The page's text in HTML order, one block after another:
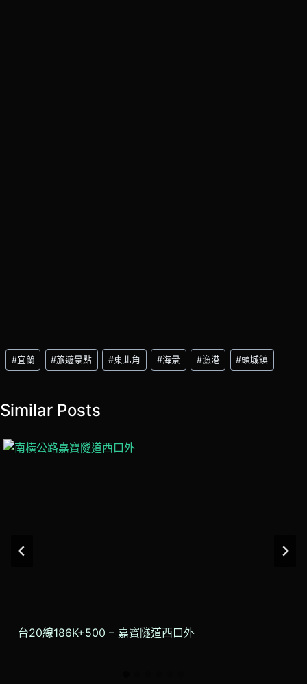
Post
Tags:
#宜蘭 #旅遊景點 #東北角 #海景 #漁港 #頭城鎮
Similar Posts
台20線186K+500 – 嘉寶隧道西口外